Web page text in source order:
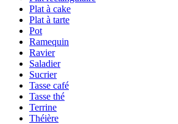
Plat à cake
Plat à tarte
Pot
Ramequin
Ravier
Saladier
Sucrier
Tasse café
Tasse thé
Terrine
Théière